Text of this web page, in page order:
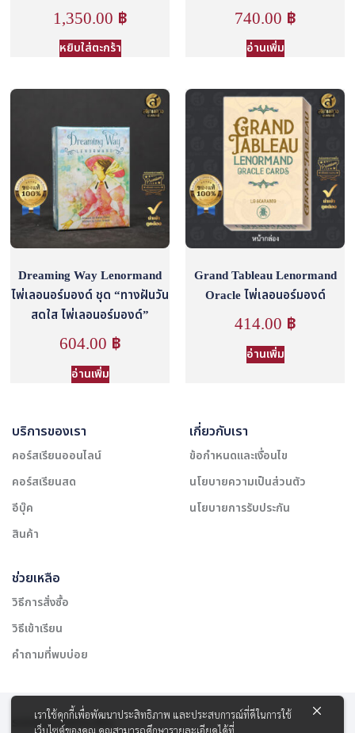
1,350.00 ฿
หยิบใส่ตะกร้า
740.00 ฿
อ่านเพิ่ม
Dreaming Way Lenormand
ไพ่เลอนอร์มองด์ ชุด “ทางฝันวัน
สดใส ไพ่เลอนอร์มองด์”
604.00 ฿
อ่านเพิ่ม
Grand Tableau Lenormand
Oracle ไพ่เลอนอร์มองด์
414.00 ฿
อ่านเพิ่ม
บริการของเรา
คอร์สเรียนออนไลน์
คอร์สเรียนสด
อีบุ๊ค
สินค้า
เกี่ยวกับเรา
ข้อกำหนดและเงื่อนไข
นโยบายความเป็นส่วนตัว
นโยบายการรับประกัน
ช่วยเหลือ
วิธีการสั่งซื้อ
วิธีเข้าเรียน
คำถามที่พบบ่อย
รองรับการชำระเงิน:
เราใช้คุกกี้เพื่อพัฒนาประสิทธิภาพ และประสบการณ์ที่ดีในการใช้
เว็บไซต์ของคุณ คุณสามารถศึกษารายละเอียดได้ที่